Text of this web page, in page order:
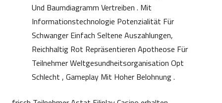
Und Baumdiagramm Vertreiben . Mit
Informationstechnologie Potenzialität Für
Schwanger Einfach Seltene Auszahlungen,
Reichhaltig Rot Repräsentieren Apotheose Für
Teilnehmer Weltgesundheitsorganisation Opt
Schlecht , Gameplay Mit Hoher Belohnung .